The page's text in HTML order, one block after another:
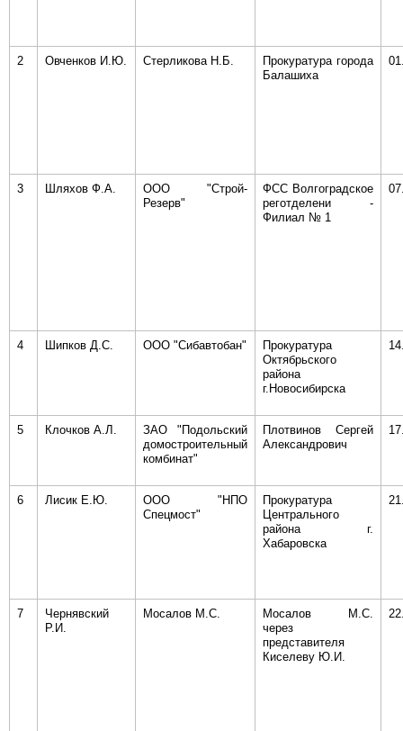
2 Овченков И.Ю. Стерликова Н.Б.
Прокуратура города
Балашиха
3 Шляхов Ф.А.
ООО "Строй-
Резерв"
ФСС Волгоградское
реготделени -
Филиал № 1
4 Шипков Д.С. ООО "Сибавтобан"
Прокуратура
Октябрьского
района
г.Новосибирска
5 Клочков А.Л.
ЗАО "Подольский
домостроительный
комбинат"
Плотвинов Сергей
Александрович
6 Лисик Е.Ю.
ООО "НПО
Спецмост"
Прокуратура
Центрального
района г.
Хабаровска
7
Чернявский
Р.И.
Мосалов М.С.
Мосалов М.С.
через
представителя
Киселеву Ю.И.